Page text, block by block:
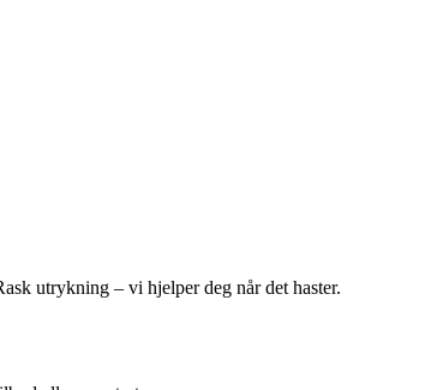
utrykning – vi hjelper deg når det haster.